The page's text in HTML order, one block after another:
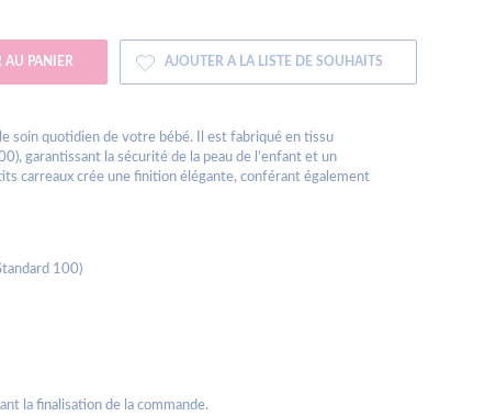
AU PANIER AJOUTER A LA LISTE DE SOUHAITS
soin quotidien de votre bébé. Il est fabriqué en tissu
garantissant la sécurité de la peau de l’enfant et un
carreaux crée une finition élégante, conférant également
100)
la finalisation de la commande.